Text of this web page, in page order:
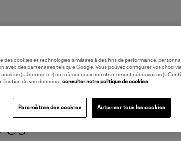
des cookies et technologies similaires à des fins de performance,
avec des partenaires tels que Google. Vous pouvez configurer vos choix
(« J’accepte ») ou refuser ceux non strictement nécessaires («
de vos données,
consulter notre politique de cookies
Paramètres des cookies Autoriser tous les cookies